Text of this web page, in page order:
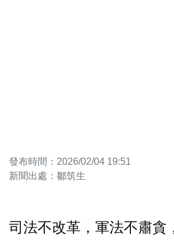
發布時間：2026/02/04 19:51
新聞出處：鄒筑生
司法不改革，軍法不肅貪